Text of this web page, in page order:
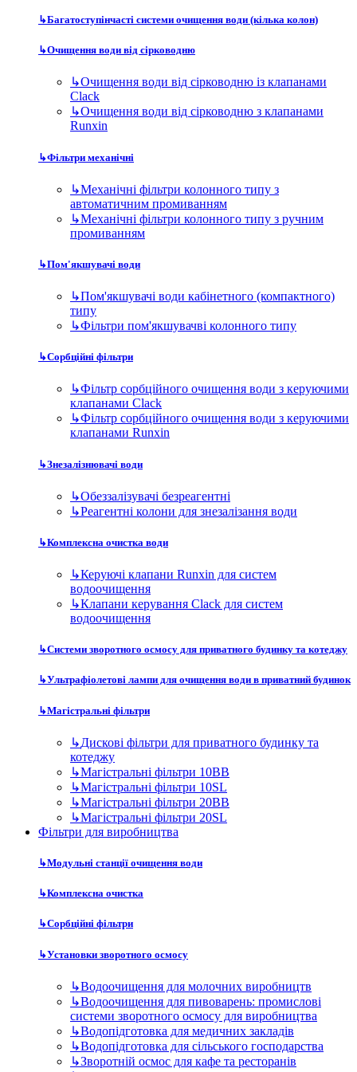
↳Багатоступінчасті системи очищення води (кілька колон)
↳Очищення води від сірководню
↳Очищення води від сірководню із клапанами
Clack
↳Очищення води від сірководню з клапанами
Runxin
↳Фільтри механічні
↳Механічні фільтри колонного типу з
автоматичним промиванням
↳Механічні фільтри колонного типу з ручним
промиванням
↳Пом'якшувачі води
↳Пом'якшувачі води кабінетного (компактного)
типу
↳Фільтри пом'якшувачві колонного типу
↳Сорбційні фільтри
↳Фільтр сорбційного очищення води з керуючими
клапанами Clack
↳Фільтр сорбційного очищення води з керуючими
клапанами Runxin
↳Знезалізнювачі води
↳Обеззалізувачі безреагентні
↳Реагентні колони для знезалізання води
↳Комплексна очистка води
↳Керуючі клапани Runxin для систем
водоочищення
↳Клапани керування Clack для систем
водоочищення
↳Системи зворотного осмосу для приватного будинку та котеджу
↳Ультрафіолетові лампи для очищення води в приватний будинок
↳Магістральні фільтри
↳Дискові фільтри для приватного будинку та
котеджу
↳Магістральні фільтри 10BB
↳Магістральні фільтри 10SL
↳Магістральні фільтри 20BB
↳Магістральні фільтри 20SL
Фільтри для виробництва
↳Модульні станції очищення води
↳Комплексна очистка
↳Сорбційні фільтри
↳Установки зворотного осмосу
↳Водоочищення для молочних виробництв
↳Водоочищення для пивоварень: промислові
системи зворотного осмосу для виробництва
↳Водопідготовка для медичних закладів
↳Водопідготовка для сільського господарства
↳Зворотній осмос для кафе та ресторанів